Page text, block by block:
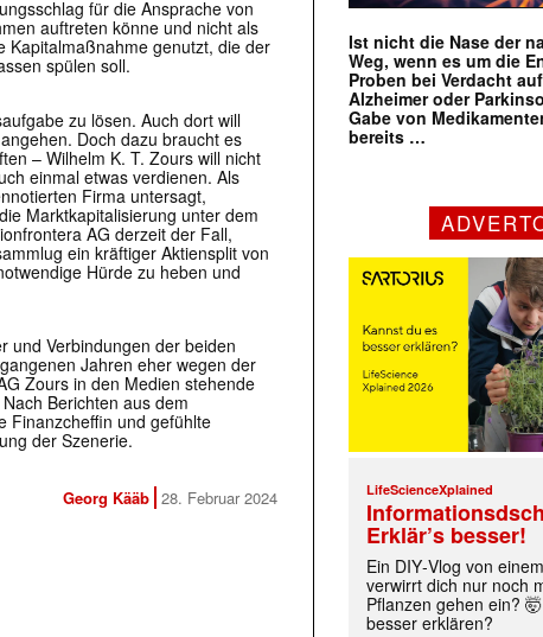
für die Ansprache von
auftreten könne und nicht als
Kapitalmaßnahme genutzt, die der
spülen soll.
zu lösen. Auch dort will
Doch dazu braucht es
– Wilhelm K. T. Zours will nicht
einmal etwas verdienen. Als
Firma untersagt,
Marktkapitalisierung unter dem
AG derzeit der Fall,
ein kräftiger Aktiensplit von
Hürde zu heben und
und Verbindungen der beiden
Jahren eher wegen der
Zours in den Medien stehende
Berichten aus dem
Finanzcheffin und gefühlte
der Szenerie.
Georg Kääb 28. Februar 2024
Ist nicht die Nase der
Weg, wenn es um die
Proben bei Verdacht
Alzheimer oder
Gabe von
bereits …
LifeScienceXplained
Erklär’s besser!
Ein DIY‑Vlog von
verwirrt dich nur noch
Pflanzen gehen ein?
besser erklären?